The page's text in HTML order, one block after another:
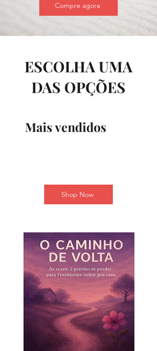
Compre agora
ESCOLHA UMA
DAS OPÇÕES
Mais vendidos
Shop Now